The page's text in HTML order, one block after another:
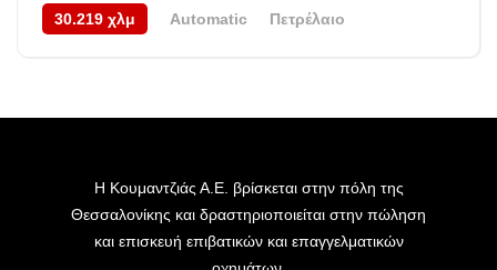
30.219 χλμ Automatic
Πετρέλαιο
Η Κουμαντζιάς Α.Ε. βρίσκεται στην πόλη της
Θεσσαλονίκης και δραστηριοποιείται στην πώληση
και επισκευή επιβατικών και επαγγελματικών